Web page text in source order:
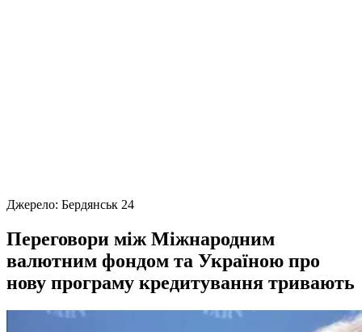
Джерело: Бердянськ 24
Переговори між Міжнародним
валютним фондом та Україною про
нову програму кредитування тривають